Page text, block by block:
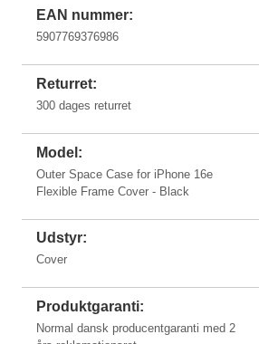
EAN nummer:
5907769376986
Returret:
300 dages returret
Model:
Outer Space Case for iPhone 16e
Flexible Frame Cover - Black
Udstyr:
Cover
Produktgaranti:
Normal dansk producentgaranti med 2